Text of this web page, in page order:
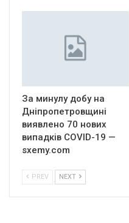
За минулу добу на
Дніпропетровщині
виявлено 70 нових
випадків COVID-19 —
sxemy.com
PREV NEXT